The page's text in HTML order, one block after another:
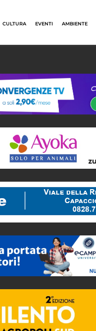
CULTURA EVENTI AMBIENTE